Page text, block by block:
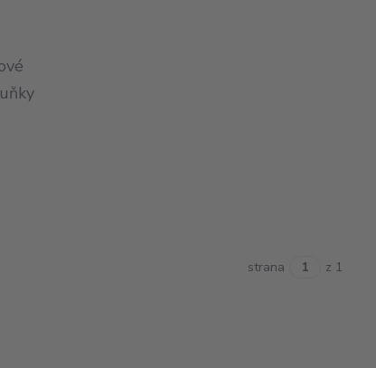
strana z 1